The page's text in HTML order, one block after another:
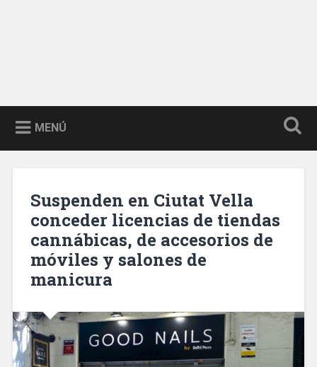
MENÚ
Suspenden en Ciutat Vella
conceder licencias de tiendas
cannábicas, de accesorios de
móviles y salones de
manicura